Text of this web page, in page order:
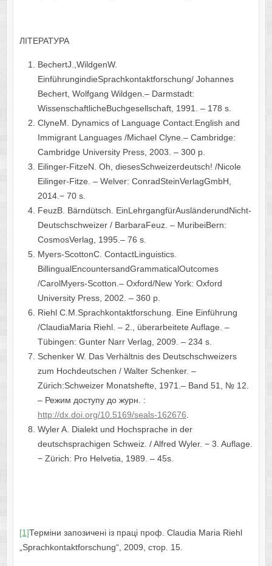
ЛІТЕРАТУРА
BechertJ.,WildgenW.
EinführungindieSprachkontaktforschung/ Johannes
Bechert, Wolfgang Wildgen.– Darmstadt:
WissenschaftlicheBuchgesellschaft, 1991. – 178 s.
ClyneM. Dynamics of Language Contact.English and
Immigrant Languages /Michael Clyne.– Cambridge:
Cambridge University Press, 2003. – 300 p.
Eilinger-FitzeN. Oh, diesesSchweizerdeutsch! /Nicole
Eilinger-Fitze. – Welver: ConradSteinVerlagGmbH,
2014.− 70 s.
FeuzB. Bärndütsch. EinLehrgangfürAusländerundNicht-
Deutschschweizer / BarbaraFeuz. – MuribeiBern:
CosmosVerlag, 1995.– 76 s.
Myers-ScottonC. ContactLinguistics.
BillingualEncountersandGrammaticalOutcomes
/CarolMyers-Scotton.– Oxford/New York: Oxford
University Press, 2002. – 360 p.
Riehl C.M.Sprachkontaktforschung. Eine Einführung
/ClaudiaMaria Riehl. – 2., überarbeitete Auflage. –
Tübingen: Gunter Narr Verlag, 2009. – 234 s.
Schenker W. Das Verhältnis des Deutschschweizers
zum Hochdeutschen / Walter Schenker. –
Zürich:Schweizer Monatshefte, 1971.– Band 51, № 12.
– Режим доступу до журн. :
http://dx.doi.org/10.5169/seals-162676.
Wyler A. Dialekt und Hochsprache in der
deutschsprachigen Schweiz. / Alfred Wyler. − 3. Auflage.
− Zürich: Pro Helvetia, 1989. – 45s.
[1]Терміни запозичені із праці проф. Claudia Maria Riehl
„Sprachkontaktforschung“, 2009, стор. 15.